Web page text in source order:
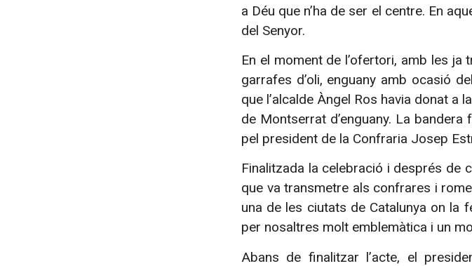
a Déu que n’ha de ser el centre. En
del Senyor.
En el moment de l’ofertori, amb les
garrafes d’oli, enguany amb ocasió
que l’alcalde Àngel Ros havia donat
de Montserrat d’enguany. La
pel president de la Confraria Josep
Finalitzada la celebració i després de
que va transmetre als confrares i
una de les ciutats de Catalunya on la
per nosaltres molt emblemàtica i un
Abans de finalitzar l’acte, el